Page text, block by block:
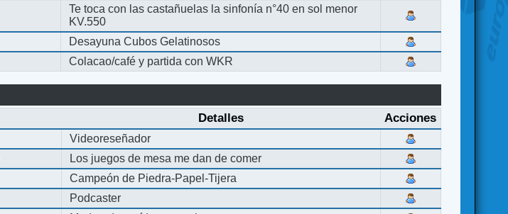
Te toca con las castañuelas la sinfonía n°40 en sol menor
KV.550
Desayuna Cubos Gelatinosos
Colacao/café y partida con WKR
Detalles Acciones
Videoreseñador
Los juegos de mesa me dan de comer
Campeón de Piedra-Papel-Tijera
Podcaster